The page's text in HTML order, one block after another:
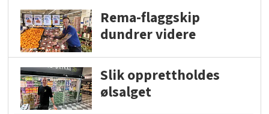
Rema-flaggskip
dundrer videre
Slik opprettholdes
ølsalget